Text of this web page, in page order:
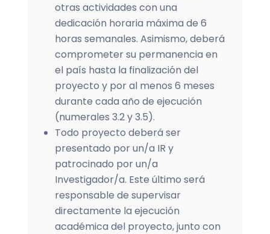
otras actividades con una
dedicación horaria máxima de 6
horas semanales. Asimismo, deberá
comprometer su permanencia en
el país hasta la finalización del
proyecto y por al menos 6 meses
durante cada año de ejecución
(numerales 3.2 y 3.5).
Todo proyecto deberá ser
presentado por un/a IR y
patrocinado por un/a
Investigador/a. Este último será
responsable de supervisar
directamente la ejecución
académica del proyecto, junto con